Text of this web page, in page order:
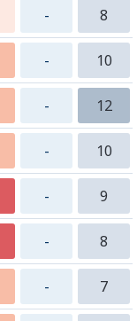
- 8
- 10
- 12
- 10
- 9
- 8
- 7